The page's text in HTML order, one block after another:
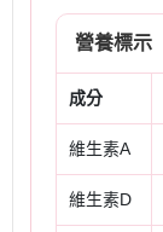
營養標示
成分
維生素A
維生素D